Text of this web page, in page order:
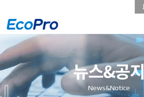
뉴스&공
News&Notice